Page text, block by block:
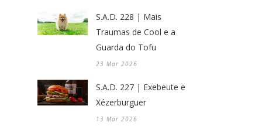
S.A.D. 228 | Mais
Traumas de Cool e a
Guarda do Tofu
23 Mar 2026
S.A.D. 227 | Exebeute e
Xézerburguer
13 Mar 2026